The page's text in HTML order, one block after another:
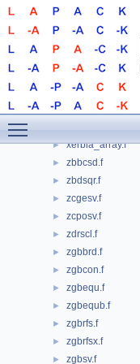
► strtri.f
► strtrs.f
► strttf.f
► strttp.f
► stzrzf.f
► xerbla_array.f
► zbbcsd.f
► zbdsqr.f
► zcgesv.f
► zcposv.f
► zdrscl.f
► zgbbrd.f
► zgbcon.f
► zgbequ.f
► zgbequb.f
► zgbrfs.f
► zgbrfsx.f
► zgbsv.f